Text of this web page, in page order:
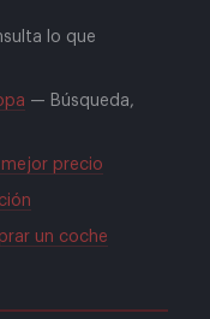
lo que
— Búsqueda,
mejor precio
un coche